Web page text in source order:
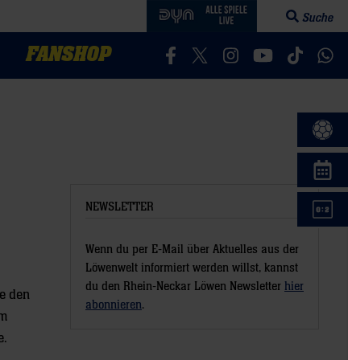
Suchfeld
Suche
FANSHOP Besucht uns auf Facebook
Besucht uns auf Twitter
Besucht uns auf
Besucht uns
Besucht
den
NEWSLETTER
Wenn du per E-Mail über Aktuelles aus der
Löwenwelt informiert werden willst, kannst
du den Rhein-Neckar Löwen Newsletter hier
abonnieren.